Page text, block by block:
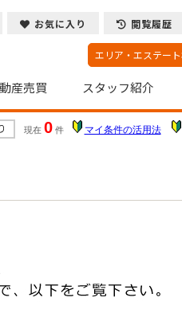
お気に入り 閲覧履歴
エリア・エステー
産売買 スタッフ紹介
現在 0 件 マイ条件の活用法